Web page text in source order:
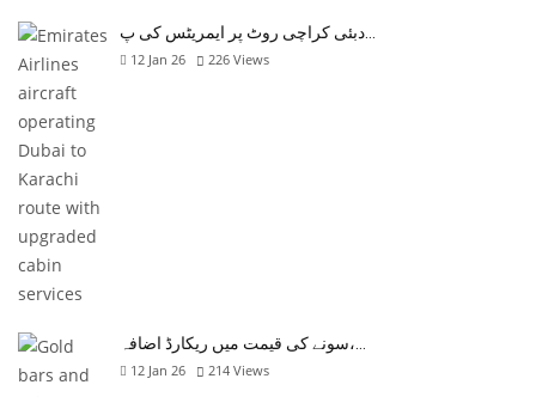
12 Jan 26 226 Views
سونے کی قیمت میں ریکارڈ اضافہ،…
12 Jan 26 214 Views